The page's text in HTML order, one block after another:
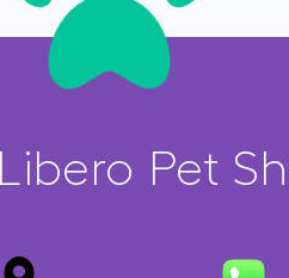
Libero Pet